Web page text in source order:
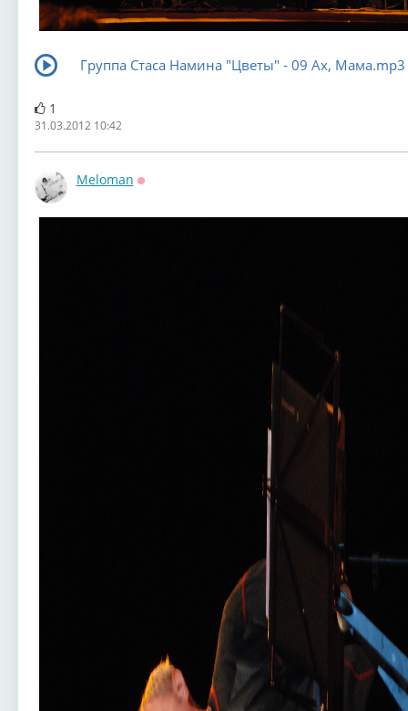
Группа Стаса Намина "Цветы" - 09 Ах, Мама.mp3
1
31.03.2012 10:42
Meloman